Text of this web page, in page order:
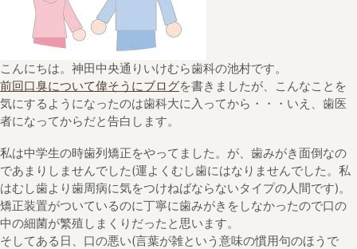
こんにちは。神田中央通りいけむら歯科の池村です。
前回口臭について偉そうにブログを書きましたが、こんなことを
気にするようになったのは歯科大に入ってから・・・いえ、歯医
者になってからだと告白します。
私は中学生の時歯列矯正をやってました。が、歯みがき面倒なの
であまりしませんでした(運よくむし歯にはなりませんでした。私
はむし歯より歯周病に気をつけねばならないタイプの人間です)。
矯正装置がついているのに丁寧に歯みがきをしなかったので口の
中の細菌が繁殖しまくりだったと思います。
そしてある日、口の悪い(言葉が雑という意味の慣用句のほうで